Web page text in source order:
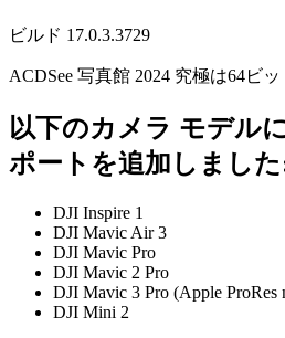
ビルド 17.0.3.3729
ACDSee 写真館 2024 究極は64ビ
以下のカメラ モデル
ポートを追加しまし
DJI Inspire 1
DJI Mavic Air 3
DJI Mavic Pro
DJI Mavic 2 Pro
DJI Mavic 3 Pro (Apple ProRes
DJI Mini 2